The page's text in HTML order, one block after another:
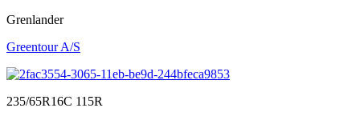
Grenlander
Greentour A/S
235/65R16C 115R